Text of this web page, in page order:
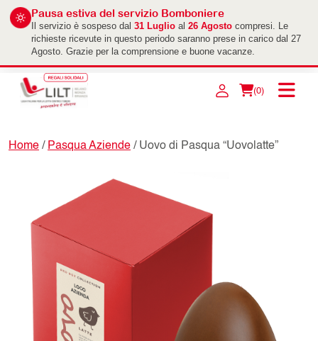
Pausa estiva del servizio Bomboniere
Il servizio è sospeso dal 31 Luglio al 26 Agosto compresi. Le
richieste ricevute in questo periodo saranno prese in carico dal 27
Agosto. Grazie per la comprensione e buone vacanze.
(0)
Home / Pasqua Aziende / Uovo di Pasqua “Uovolatte”